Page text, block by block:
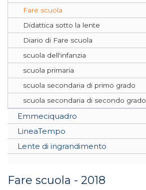
Fare scuola
Didattica sotto la lente
Diario di Fare scuola
scuola dell'infanzia
scuola primaria
scuola secondaria di primo grado
scuola secondaria di secondo grado
Emmeciquadro
LineaTempo
Lente di ingrandimento
Fare scuola - 2018